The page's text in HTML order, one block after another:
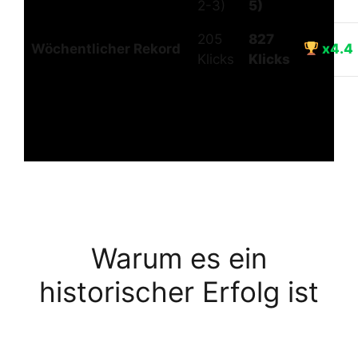
2-3) 5)
Wöchentlicher Rekord
205
Klicks
827
Klicks
x4.4
Warum es ein
historischer Erfolg ist